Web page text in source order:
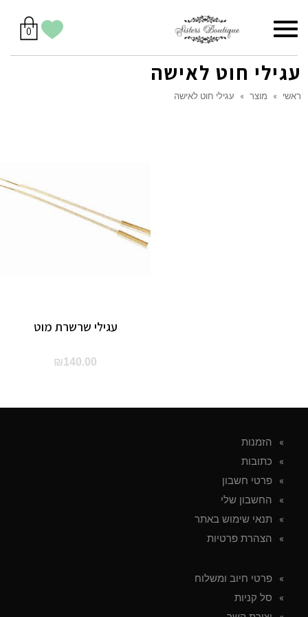
יש
לך
0מוצרים
בסל
הווישליסט
תפריט
עגילי חוט לאישה
ראשי » מוצר » עגילי חוט לאישה
עגילי שרשרת מוט
₪140.00
הזמנות
כתובות
פרטי חשבון
החשבון שלי
תנאי שימוש באתר
הצהרת פרטיות
פרטי חיוב ומשלוח
סל קניות